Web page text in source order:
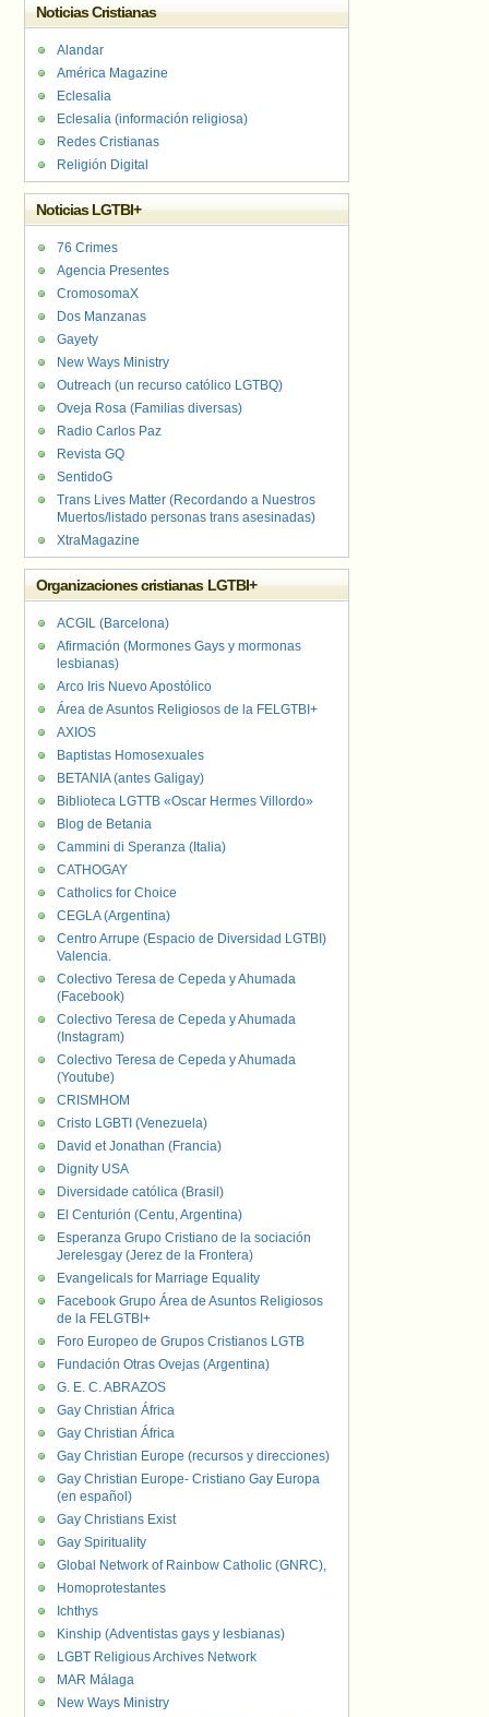
Noticias Cristianas
Alandar
América Magazine
Eclesalia
Eclesalia (información religiosa)
Redes Cristianas
Religión Digital
Noticias LGTBI+
76 Crimes
Agencia Presentes
CromosomaX
Dos Manzanas
Gayety
New Ways Ministry
Outreach (un recurso católico LGTBQ)
Oveja Rosa (Familias diversas)
Radio Carlos Paz
Revista GQ
SentidoG
Trans Lives Matter (Recordando a Nuestros
Muertos/listado personas trans asesinadas)
XtraMagazine
Organizaciones cristianas LGTBI+
ACGIL (Barcelona)
Afirmación (Mormones Gays y mormonas
lesbianas)
Arco Iris Nuevo Apostólico
Área de Asuntos Religiosos de la FELGTBI+
AXIOS
Baptistas Homosexuales
BETANIA (antes Galigay)
Biblioteca LGTTB «Oscar Hermes Villordo»
Blog de Betania
Cammini di Speranza (Italia)
CATHOGAY
Catholics for Choice
CEGLA (Argentina)
Centro Arrupe (Espacio de Diversidad LGTBI)
Valencia.
Colectivo Teresa de Cepeda y Ahumada
(Facebook)
Colectivo Teresa de Cepeda y Ahumada
(Instagram)
Colectivo Teresa de Cepeda y Ahumada
(Youtube)
CRISMHOM
Cristo LGBTI (Venezuela)
David et Jonathan (Francia)
Dignity USA
Diversidade católica (Brasil)
El Centurión (Centu, Argentina)
Esperanza Grupo Cristiano de la sociación
Jerelesgay (Jerez de la Frontera)
Evangelicals for Marriage Equality
Facebook Grupo Área de Asuntos Religiosos
de la FELGTBI+
Foro Europeo de Grupos Cristianos LGTB
Fundación Otras Ovejas (Argentina)
G. E. C. ABRAZOS
Gay Christian África
Gay Christian África
Gay Christian Europe (recursos y direcciones)
Gay Christian Europe- Cristiano Gay Europa
(en español)
Gay Christians Exist
Gay Spirituality
Global Network of Rainbow Catholic (GNRC),
Homoprotestantes
Ichthys
Kinship (Adventistas gays y lesbianas)
LGBT Religious Archives Network
MAR Málaga
New Ways Ministry